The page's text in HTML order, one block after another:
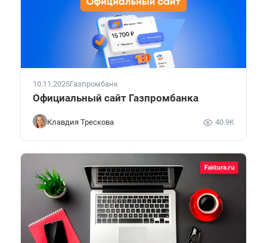
10.11.2025Газпромбанк
Официальный сайт Газпромбанка
Клавдия Трескова 40.9K